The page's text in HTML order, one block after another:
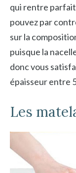
qui rentre
pouvez par
sur la
puisque la
donc vous
épaisseur entre
Les